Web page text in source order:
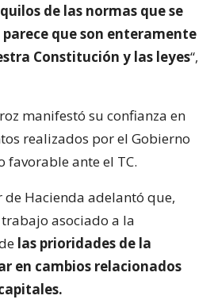
de las normas que se
que son enteramente
Constitución y las leyes“,
manifestó su confianza en
realizados por el Gobierno
ante el TC.
Hacienda adelantó que,
asociado a la
las prioridades de la
en cambios relacionados